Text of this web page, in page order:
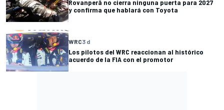
Rovanperä no cierra ninguna puerta para 2027
y confirma que hablará con Toyota
WRC3 d
Los pilotos del WRC reaccionan al histórico
acuerdo de la FIA con el promotor